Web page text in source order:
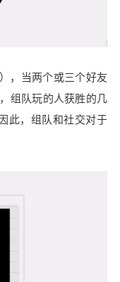
，当两个或三个好友
组队玩的人获胜的几
此，组队和社交对于
10 元
付费内容